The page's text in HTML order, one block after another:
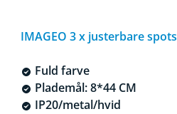
IMAGEO 3 x justerbare spots
Fuld farve
Plademål: 8*44 CM
IP20/metal/hvid